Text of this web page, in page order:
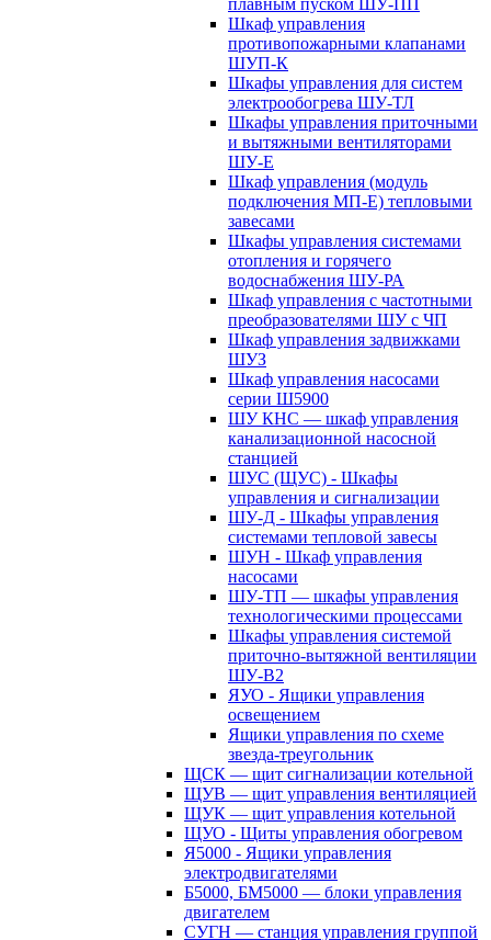
плавным пуском ШУ-ПП
Шкаф управления
противопожарными клапанами
ШУП-К
Шкафы управления для систем
электрообогрева ШУ-ТЛ
Шкафы управления приточными
и вытяжными вентиляторами
ШУ-Е
Шкаф управления (модуль
подключения МП-Е) тепловыми
завесами
Шкафы управления системами
отопления и горячего
водоснабжения ШУ-РА
Шкаф управления с частотными
преобразователями ШУ с ЧП
Шкаф управления задвижками
ШУЗ
Шкаф управления насосами
серии Ш5900
ШУ КНС — шкаф управления
канализационной насосной
станцией
ШУС (ЩУС) - Шкафы
управления и сигнализации
ШУ-Д - Шкафы управления
системами тепловой завесы
ШУН - Шкаф управления
насосами
ШУ-ТП — шкафы управления
технологическими процессами
Шкафы управления системой
приточно-вытяжной вентиляции
ШУ-В2
ЯУО - Ящики управления
освещением
Ящики управления по схеме
звезда-треугольник
ЩСК — щит сигнализации котельной
ЩУВ — щит управления вентиляцией
ЩУК — щит управления котельной
ЩУО - Щиты управления обогревом
Я5000 - Ящики управления
электродвигателями
Б5000, БМ5000 — блоки управления
двигателем
СУГН — станция управления группой